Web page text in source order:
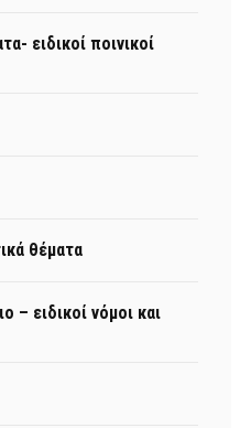
ειδικοί ποινικοί
θέματα
– ειδικοί νόμοι και